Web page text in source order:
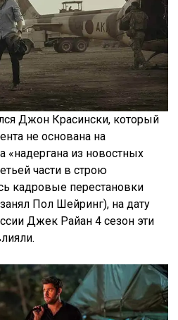
Джон Красински, который
не основана на
«надергана из новостных
части в строю
кадровые перестановки
Пол Шейринг), на дату
Джек Райан 4 сезон эти